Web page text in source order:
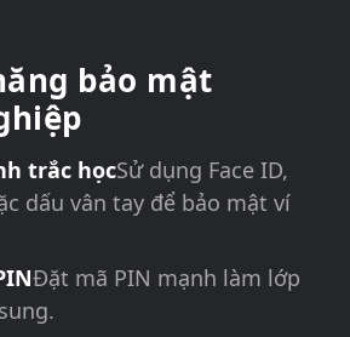
bảo mật
trắc họcSử dụng Face ID,
dấu vân tay để bảo mật ví
Đặt mã PIN mạnh làm lớp